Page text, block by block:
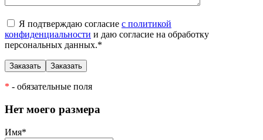
Я подтверждаю согласие с политикой
конфиденциальности и даю согласие на обработку
персональных данных.*
* - обязательные поля
Нет моего размера
Имя*